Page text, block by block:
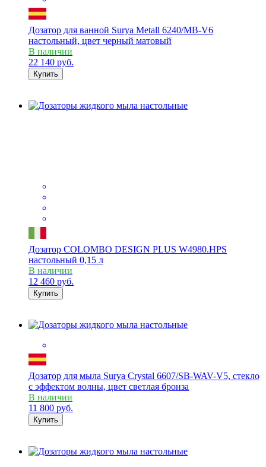
Дозатор для ванной Surya Metall 6240/MB-V6
настольный, цвет черный матовый
В наличии
22 140 руб.
Купить
Дозатор COLOMBO DESIGN PLUS W4980.HPS
настольный 0,15 л
В наличии
12 460 руб.
Купить
Дозатор для мыла Surya Crystal 6607/SB-WAV-V5, стекло
с эффектом волны, цвет светлая бронза
В наличии
11 800 руб.
Купить